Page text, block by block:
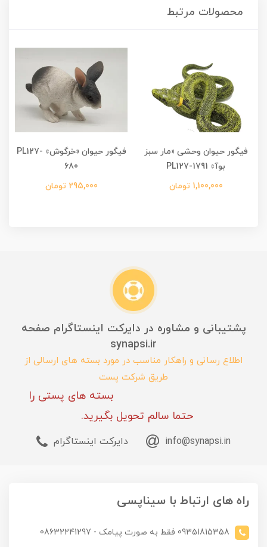
محصولات مرتبط
فیگور حیوان وحشی «مار سبز
بوآ» PL127-1791
1,100,000 تومان
فیگور حیوان «خرگوش» PL127-
680
295,000 تومان
پشتیبانی و مشاوره در دایرکت اینستاگرام صفحه
synapsi.ir
اطلاع رسانی و راهکار مناسب در مورد بسته های ارسالی از
طریق شرکت پست
بسته های پستی را
حتما سالم تحویل بگیرید.
info@synapsi.in دایرکت اینستاگرام
راه های ارتباط با سیناپسی
09351815358 فقط به صورت پیامک - 08632241297